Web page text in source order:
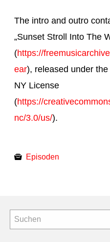
The intro and outro
„Sunset Stroll Into The
(https://
ear), released under
NY License
(https://
nc/3.0/us/).
Episoden